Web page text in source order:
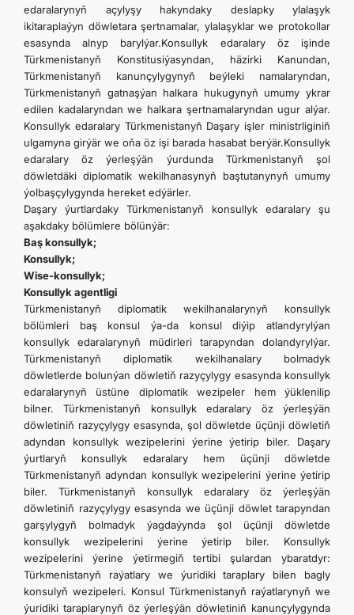
edaralarynyň açylyşy hakyndaky deslapky ylalaşyk
ikitaraplaýyn döwletara şertnamalar, ylalaşyklar we protokollar
esasynda alnyp barylýar.Konsullyk edaralary öz işinde
Türkmenistanyň Konstitusiýasyndan, häzirki Kanundan,
Türkmenistanyň kanunçylygynyň beýleki namalaryndan,
Türkmenistanyň gatnaşýan halkara hukugynyň umumy ykrar
edilen kadalaryndan we halkara şertnamalaryndan ugur alýar.
Konsullyk edaralary Türkmenistanyň Daşary işler ministrliginiň
ulgamyna girýär we oňa öz işi barada hasabat berýär.Konsullyk
edaralary öz ýerleşýän ýurdunda Türkmenistanyň şol
döwletdäki diplomatik wekilhanasynyň baştutanynyň umumy
ýolbaşçylygynda hereket edýärler.
Daşary ýurtlardaky Türkmenistanyň konsullyk edaralary şu
aşakdaky bölümlere bölünýär:
Baş konsullyk;
Konsullyk;
Wise-konsullyk;
Konsullyk agentligi
Türkmenistanyň diplomatik wekilhanalarynyň konsullyk
bölümleri baş konsul ýa-da konsul diýip atlandyrylýan
konsullyk edaralarynyň müdirleri tarapyndan dolandyrylýar.
Türkmenistanyň diplomatik wekilhanalary bolmadyk
döwletlerde bolunýan döwletiň razyçylygy esasynda konsullyk
edaralarynyň üstüne diplomatik wezipeler hem ýüklenilip
bilner. Türkmenistanyň konsullyk edaralary öz ýerleşýän
döwletiniň razyçylygy esasynda, şol döwletde üçünji döwletiň
adyndan konsullyk wezipelerini ýerine ýetirip biler. Daşary
ýurtlaryň konsullyk edaralary hem üçünji döwletde
Türkmenistanyň adyndan konsullyk wezipelerini ýerine ýetirip
biler. Türkmenistanyň konsullyk edaralary öz ýerleşýän
döwletiniň razyçylygy esasynda we üçünji döwlet tarapyndan
garşylygyň bolmadyk ýagdaýynda şol üçünji döwletde
konsullyk wezipelerini ýerine ýetirip biler. Konsullyk
wezipelerini ýerine ýetirmegiň tertibi şulardan ybaratdyr:
Türkmenistanyň raýatlary we ýuridiki taraplary bilen bagly
konsulyň wezipeleri. Konsul Türkmenistanyň raýatlarynyň we
ýuridiki taraplarynyň öz ýerleşýän döwletiniň kanunçylygynda